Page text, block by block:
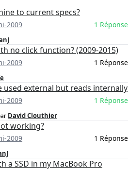
to current specs?
2009 1 Réponse
no click function? (2009-2015)
2009 1 Réponse
used external but reads internally
2009 1 Réponse
David Clouthier
working?
2009 1 Réponse
a SSD in my MacBook Pro